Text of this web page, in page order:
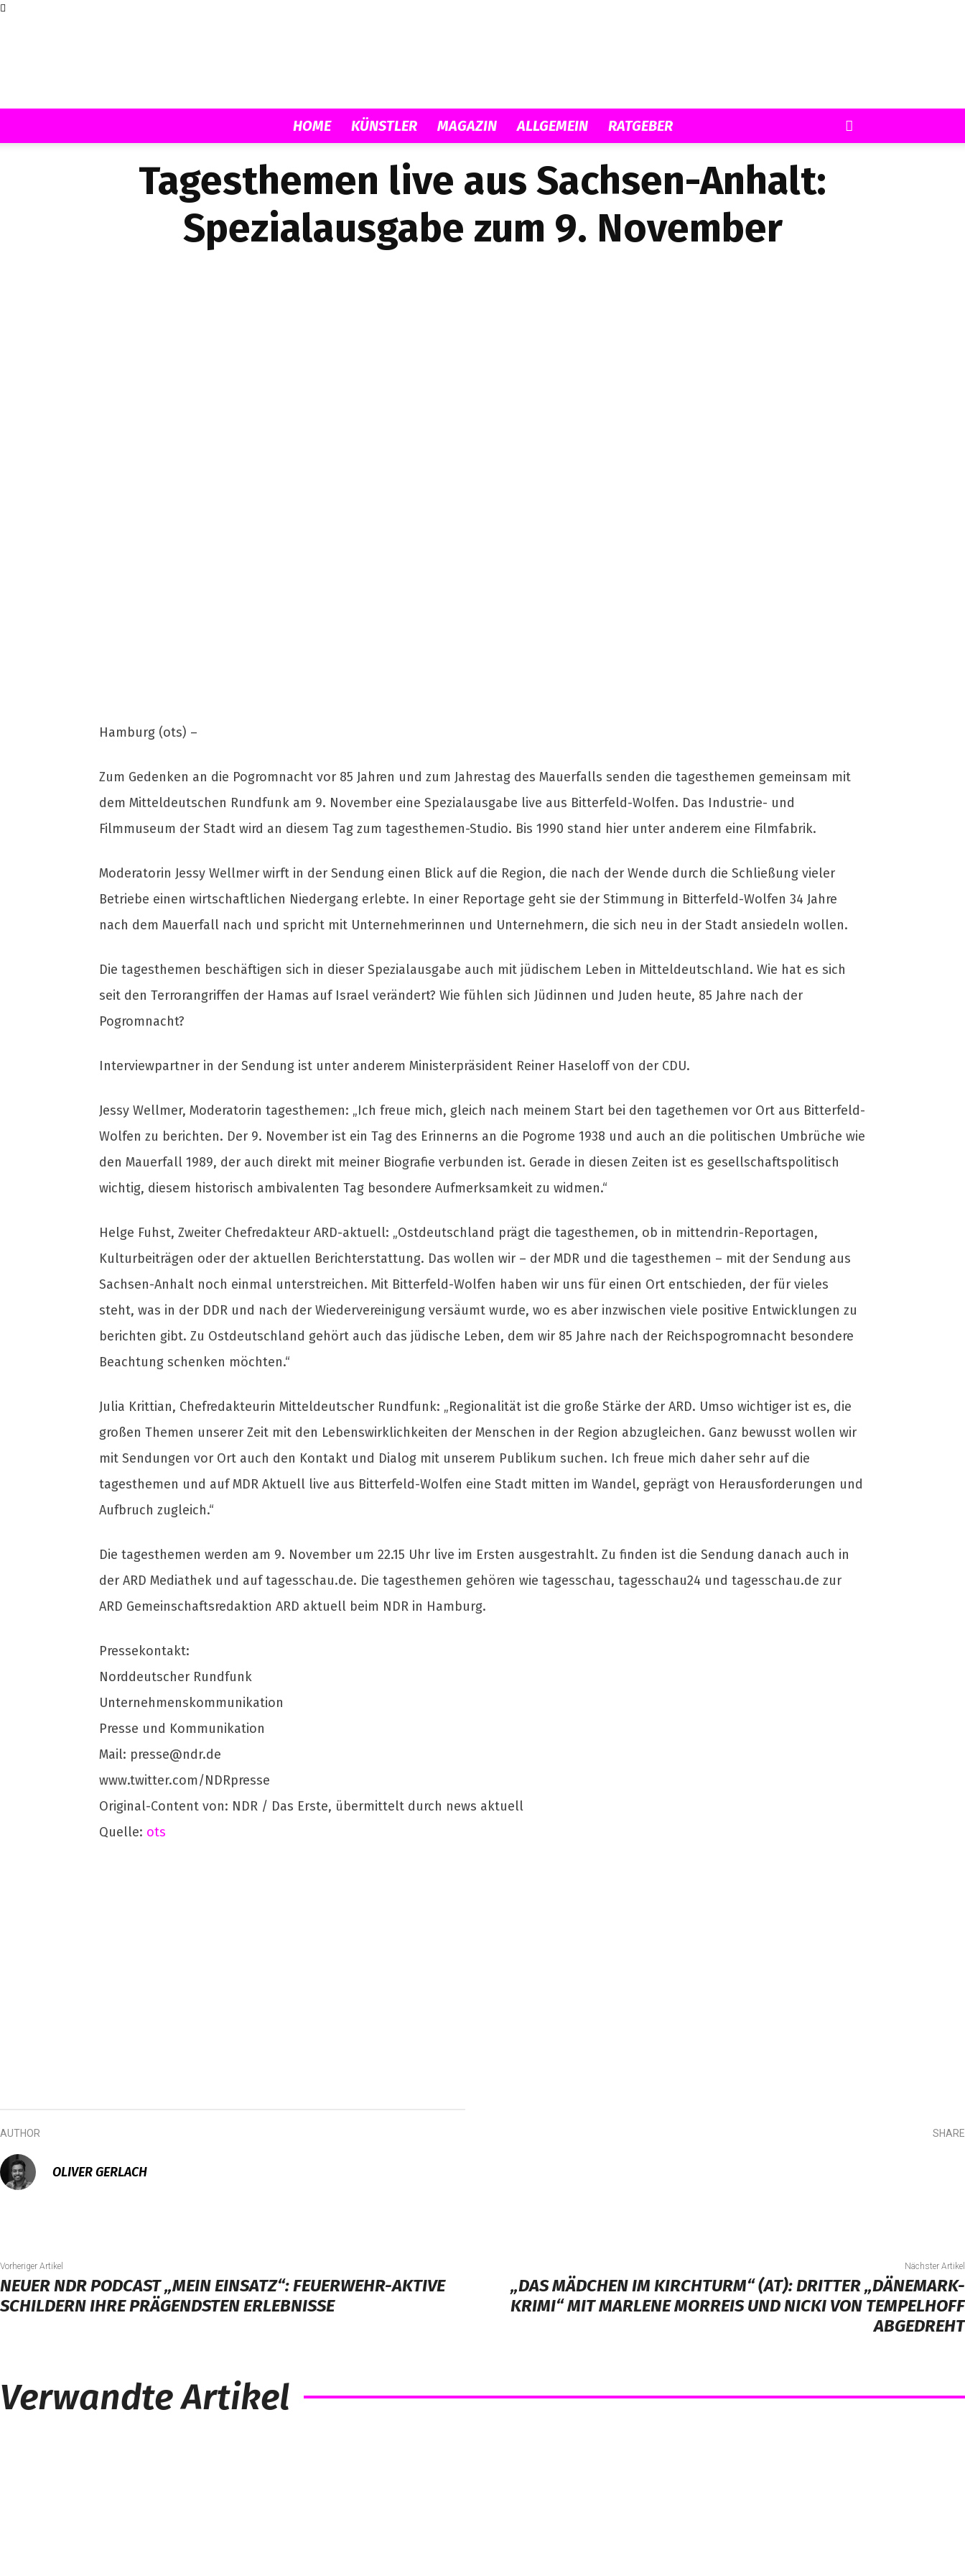
Musicload
HOME KÜNSTLER MAGAZIN ALLGEMEIN RATGEBER
Tagesthemen live aus Sachsen-Anhalt:
Spezialausgabe zum 9. November
Hamburg (ots) –
Zum Gedenken an die Pogromnacht vor 85 Jahren und zum Jahrestag des Mauerfalls senden die tagesthemen gemeinsam mit
dem Mitteldeutschen Rundfunk am 9. November eine Spezialausgabe live aus Bitterfeld-Wolfen. Das Industrie- und
Filmmuseum der Stadt wird an diesem Tag zum tagesthemen-Studio. Bis 1990 stand hier unter anderem eine Filmfabrik.
Moderatorin Jessy Wellmer wirft in der Sendung einen Blick auf die Region, die nach der Wende durch die Schließung vieler
Betriebe einen wirtschaftlichen Niedergang erlebte. In einer Reportage geht sie der Stimmung in Bitterfeld-Wolfen 34 Jahre
nach dem Mauerfall nach und spricht mit Unternehmerinnen und Unternehmern, die sich neu in der Stadt ansiedeln wollen.
Die tagesthemen beschäftigen sich in dieser Spezialausgabe auch mit jüdischem Leben in Mitteldeutschland. Wie hat es sich
seit den Terrorangriffen der Hamas auf Israel verändert? Wie fühlen sich Jüdinnen und Juden heute, 85 Jahre nach der
Pogromnacht?
Interviewpartner in der Sendung ist unter anderem Ministerpräsident Reiner Haseloff von der CDU.
Jessy Wellmer, Moderatorin tagesthemen: „Ich freue mich, gleich nach meinem Start bei den tagethemen vor Ort aus Bitterfeld-
Wolfen zu berichten. Der 9. November ist ein Tag des Erinnerns an die Pogrome 1938 und auch an die politischen Umbrüche wie
den Mauerfall 1989, der auch direkt mit meiner Biografie verbunden ist. Gerade in diesen Zeiten ist es gesellschaftspolitisch
wichtig, diesem historisch ambivalenten Tag besondere Aufmerksamkeit zu widmen.“
Helge Fuhst, Zweiter Chefredakteur ARD-aktuell: „Ostdeutschland prägt die tagesthemen, ob in mittendrin-Reportagen,
Kulturbeiträgen oder der aktuellen Berichterstattung. Das wollen wir – der MDR und die tagesthemen – mit der Sendung aus
Sachsen-Anhalt noch einmal unterstreichen. Mit Bitterfeld-Wolfen haben wir uns für einen Ort entschieden, der für vieles
steht, was in der DDR und nach der Wiedervereinigung versäumt wurde, wo es aber inzwischen viele positive Entwicklungen zu
berichten gibt. Zu Ostdeutschland gehört auch das jüdische Leben, dem wir 85 Jahre nach der Reichspogromnacht besondere
Beachtung schenken möchten.“
Julia Krittian, Chefredakteurin Mitteldeutscher Rundfunk: „Regionalität ist die große Stärke der ARD. Umso wichtiger ist es, die
großen Themen unserer Zeit mit den Lebenswirklichkeiten der Menschen in der Region abzugleichen. Ganz bewusst wollen wir
mit Sendungen vor Ort auch den Kontakt und Dialog mit unserem Publikum suchen. Ich freue mich daher sehr auf die
tagesthemen und auf MDR Aktuell live aus Bitterfeld-Wolfen eine Stadt mitten im Wandel, geprägt von Herausforderungen und
Aufbruch zugleich.“
Die tagesthemen werden am 9. November um 22.15 Uhr live im Ersten ausgestrahlt. Zu finden ist die Sendung danach auch in
der ARD Mediathek und auf tagesschau.de. Die tagesthemen gehören wie tagesschau, tagesschau24 und tagesschau.de zur
ARD Gemeinschaftsredaktion ARD aktuell beim NDR in Hamburg.
Pressekontakt:
Norddeutscher Rundfunk
Unternehmenskommunikation
Presse und Kommunikation
Mail: presse@ndr.de
www.twitter.com/NDRpresse
Original-Content von: NDR / Das Erste, übermittelt durch news aktuell
Quelle: ots
AUTHOR
OLIVER GERLACH
SHARE
Vorheriger Artikel
NEUER NDR PODCAST „MEIN EINSATZ“: FEUERWEHR-AKTIVE
SCHILDERN IHRE PRÄGENDSTEN ERLEBNISSE
Nächster Artikel
„DAS MÄDCHEN IM KIRCHTURM“ (AT): DRITTER „DÄNEMARK-
KRIMI“ MIT MARLENE MORREIS UND NICKI VON TEMPELHOFF
ABGEDREHT
Verwandte Artikel